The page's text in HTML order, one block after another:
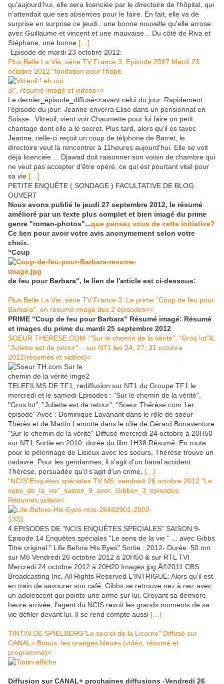
qu'aujourd'hui, elle sera licenciée par le directoire de l'hôpital, qui
n'attendait que ses absences pour le faire. En fait, elle va de
surprise en surprise ce jeudi...une bonne nouvelle qu'elle arrose
avec Guillaume et vincent et une mauvaise... Du côté de Riva et
Stéphane, une bonne […]
-Episode de mardi 23 octobre 2012:
Plus Belle La Vie, série TV France 3: Episode 2087 Mardi 23
octobre 2012 "fondation pour l'hôpit
al", résumé imagé et vidéos<<
Le dernier_épisode_diffusé<<avant celui du jour. Rapidement
l'épisode du jour: Jeanne enverra Elise dans un pensionnat en
Suisse...Vitreuil, vient voir Chaumette pour lui faire un petit
chantage dont elle a le secret. Plus tard, alors qu'il es tavec
Jeanne, celle-ci reçoit un coup de télphone de Barret, le
directoire veut la rencontrer à 11heures aujourd'hui. Elle se voit
déjà licenciée ... Djawad doit raisonner son voisin de chambre qui
ne veut pas accepter d'être opéré, ce qui est pourtant vital pour
sa vie […]
PETITE ENQUÊTE ( SONDAGE ) FACULTATIVE DE BLOG
OUVERT
Nous avons publié le jeudi 27 septembre 2012, le résumé
amélioré par un texte plus complet et bien imagé du prime
genre "roman-photos"...que pensez vous de cette initiative?
Ce lien pour avoir votre avis anonymement selon votre
choix.
"Coup
de feu pour Barbara", le lien de l'article est ci-dessous:
Plus Belle La Vie, série TV France 3: Le prime "Coup de feu pour
Barbara", en résumé imagé des 2 épisodes<<
PRIME "Coup de feu pour Barbara" Résumé imagé: Résumé
et images du prime du mardi 25 septembre 2012
SOEUR THERESE.COM :"Sur le chemin de la vérité", "Gros lot"&
"Juliette est de retour"... sur NT1 les 24, 27, 31 octobre
2012(résumés et vidéos)<
TELEFILMS DE TF1, rediffusion sur NT1 du Groupe TF1 le
mercredi et le samedi Episodes : "Sur le chemin de la vérité",
"Gros lot", "Juliette est de retour", "Soeur Thérèse.com 1er
épisode" Avec : Dominique Lavanant dans le rôle de soeur
Thérès et de Martin Lamotte dans le rôle de Gérard Bonaventure
"Sur le chemin de la vérité" Diffusé mercredi 24 octobre à 20H50
sur NT1 Sortie en 2010, durée du film 1H38 Résumé: En route
pour le pèlerinage de Lisieux avec les soeurs, Thérèse trouve un
cadavre. Pour les gendarmes, il s'agit d'un banal accident.
Thérèse, persuadée qu'il s'agit d'un crime, […]
"NCIS"Enquêtes spéciales TV M6: vendredi 26 octobre 2012 "Le
sens_de_la_vie"_saison_9_avec_Gibbs+_3_épisodes.
Résumés,vidéos<
4 EPISODES DE "NCIS ENQUÊTES SPECIALES" SAISON 9-
Episode 14 Enquêtes spéciales "Le sens de la vie " ... avec Gibbs
Titre original:" Life Before His Eyes" Sortie : 2012- Durée: 50 mn
sur M6 Vendredi 26 octobre 2012 à 20H50 & sur RTL TVI
Mercredi 24 octobre 2012 à 20H20 Images jpg:Â©2011 CBS
Broadcasting Inc. All Rights Reserved L'INTRIGUE: Alors qu'il est
en train de savourer son café, Gibbs se retrouve nez à nez avec
un adolescent qui pointe une arme sur lui. Croyant sa dernière
heure arrivée, l'agent du NCIS revoit les grands moments de sa
vie défiler devant lui. Il se rend compte aussi […]
TINTIN DE SPIELBERG"Le secret de la Licorne" Diffusé sur
CANAL+.Bonus, les oranges bleues (vidéo, résumé et
programme)<
Diffusion sur CANAL+ prochaines diffusions -Vendredi 26